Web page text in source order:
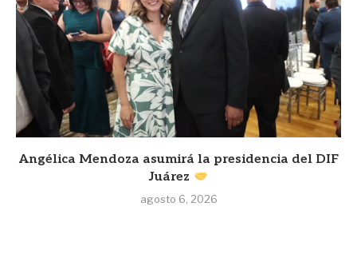
Angélica Mendoza asumirá la presidencia del DIF
Juárez
agosto 6, 2026